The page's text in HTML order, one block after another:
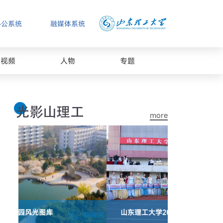
融媒体系统
系统
视频 人物 专题
more
山东理工大学2026年春季运动会闭幕式